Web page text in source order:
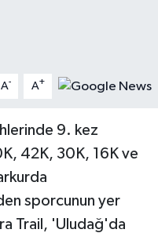
A- A+
9. kez
42K, 30K, 16K ve
sporcunun yer
Trail, 'Uludağ'da